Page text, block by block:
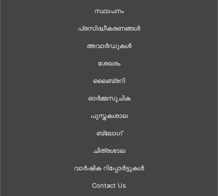
സ്ഥാപനം
പ്രസിദ്ധീകരണങ്ങൾ
അവാർഡുകൾ
ശേഖരം
ലൈബ്രറി
ഓർമ്മസൂചിക
പുസ്തകശാല
ബ്ലോഗ്
ചിത്രശാല
വാർഷിക റിപ്പോർട്ടുകൾ
Contact Us